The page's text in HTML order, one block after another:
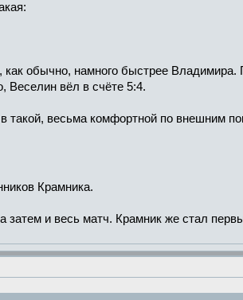
обычно, намного быстрее
Веселин вёл в счёте 5:4.
весьма комфортной по внешним
Крамника.
затем и весь матч. Крамник же стал